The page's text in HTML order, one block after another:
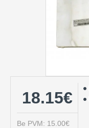
18.15€
Be PVM: 15.00€